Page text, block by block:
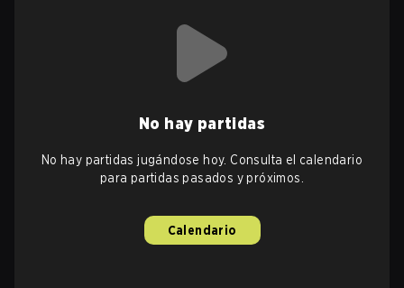
No hay partidas
No hay partidas jugándose hoy. Consulta el calendario
para partidas pasados y próximos.
Calendario